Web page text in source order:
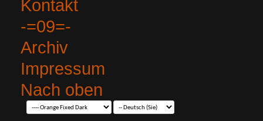
Kontakt
-=09=-
Archiv
Impressum
Nach oben